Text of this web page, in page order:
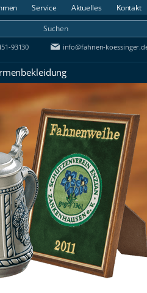
Kontakt
Aktuelles
Service
93130 info@fahnen-